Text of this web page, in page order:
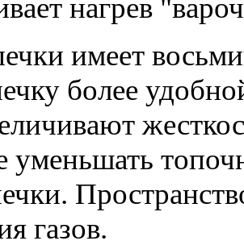
нагрев
имеет
более
уменьшать
газов.